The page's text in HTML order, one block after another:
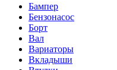
Бампер
Бензонасос
Борт
Вал
Вариаторы
Вкладыши